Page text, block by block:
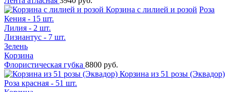
Корзина с лилией и розой Роза
Кения - 15 шт.
Лилия - 2 шт.
Лизиантус - 7 шт.
Зелень
Корзина
Флористическая губка 8800 руб.
Корзина из 51 розы (Эквадор)
Роза красная - 51 шт.